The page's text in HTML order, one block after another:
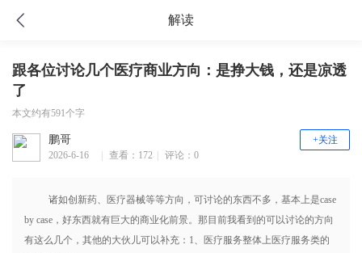
解读
跟各位讨论几个医疗商业方向：是挣大钱，还是凉透
了
本文约有591个字
鹏哥
2026-6-16
查看：172 评论：0
+关注
诸如创新药、医疗器械等等方向，可讨论的东西不多，基本上是case
by case，好东西就有巨大的商业化前景。那目前我看到的可以讨论的方向
有这么几个，其他的大伙儿可以补充：1、医疗服务整体上医疗服务类的